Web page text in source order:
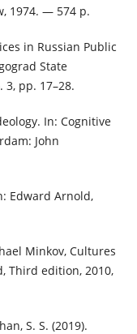
1974. — 574 p.
in Russian Public
State
3, pp. 17–28.
In: Cognitive
John
Edward Arnold,
Minkov, Cultures
Third edition, 2010,
S. S. (2019).